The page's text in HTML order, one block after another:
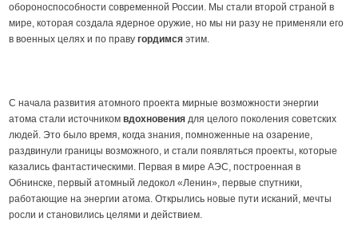
обороноспособности современной России. Мы стали второй страной в
мире, которая создала ядерное оружие, но мы ни разу не применяли его
в военных целях и по правугордимся этим.
С начала развития атомного проекта мирные возможности энергии
атома стали источникомвдохновения для целого поколения советских
людей. Это было время, когда знания, помноженные на озарение,
раздвинули границы возможного, и стали появляться проекты, которые
казались фантастическими. Первая в мире АЭС, построенная в
Обнинске, первый атомный ледокол «Ленин», первые спутники,
работающие на энергии атома. Открылись новые пути исканий, мечты
росли и становились целями и действием.